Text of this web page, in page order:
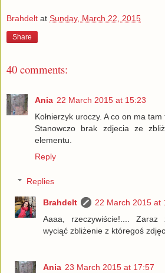
Brahdelt at Sunday, March 22, 2015
Share
40 comments:
Ania 22 March 2015 at 15:23
Kołnierzyk uroczy. A co on ma
Stanowczo brak zdjecia ze
elementu.
Reply
Replies
Brahdelt
22 March 2015 at
Aaaa, rzeczywiście!....
wyciąć zbliżenie z któregoś
Ania 23 March 2015 at 17:57